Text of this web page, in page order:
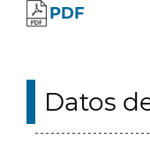
PDF
Datos